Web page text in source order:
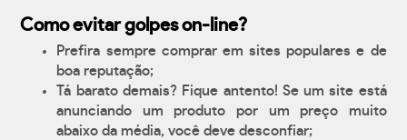
Como evitar golpes on-line?
Prefira sempre comprar em sites populares e de
boa reputação;
Tá barato demais? Fique antento! Se um site está
anunciando um produto por um preço muito
abaixo da média, você deve desconfiar;